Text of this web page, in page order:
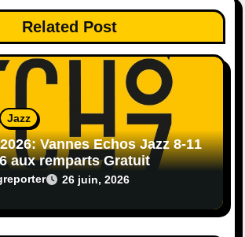
Related Post
Jazz
Vannes Echos Jazz 8-11
juillet 2026 aux remparts Gratuit
26 juin, 2026